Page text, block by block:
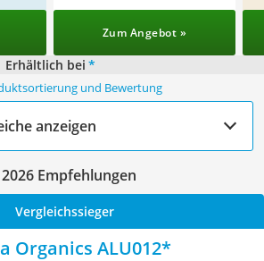
Zum Angebot »
Erhältlich bei *
und Bewertung
anzeigen
Empfehlungen
Vergleichssieger
Organics ALU012